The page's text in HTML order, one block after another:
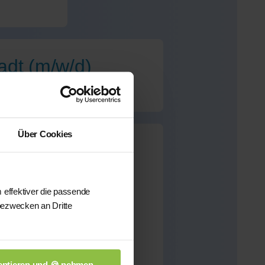
Über Cookies
effektiver die passende
an Dritte
(m/w/d)